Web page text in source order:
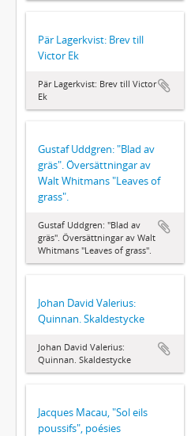
Pär Lagerkvist: Brev till
Victor Ek
Pär Lagerkvist: Brev till Victor
Ek
Gustaf Uddgren: "Blad av
gräs". Översättningar av
Walt Whitmans "Leaves of
grass".
Gustaf Uddgren: "Blad av
gräs". Översättningar av Walt
Whitmans "Leaves of grass".
Johan David Valerius:
Quinnan. Skaldestycke
Johan David Valerius:
Quinnan. Skaldestycke
Jacques Macau, "Sol eils
poussifs", poésies